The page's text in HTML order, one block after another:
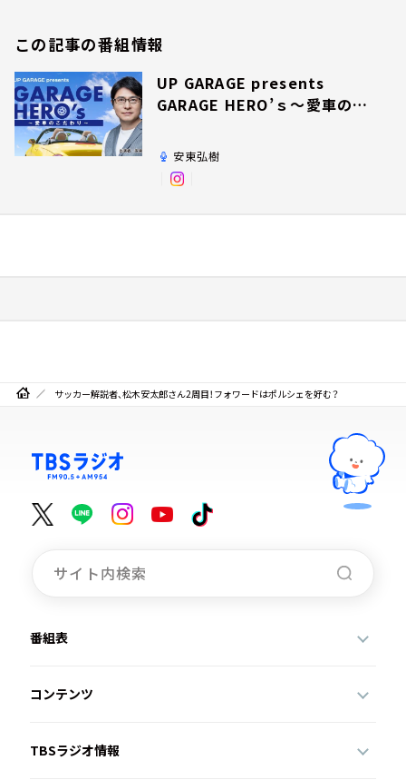
この記事の番組情報
UP GARAGE presents
GARAGE HERO’ｓ～愛車のこ
安東弘樹
サッカー解説者、松木安太郎さん2周目！フォワードはポルシェを好む？
番組表
コンテンツ
TBSラジオ情報